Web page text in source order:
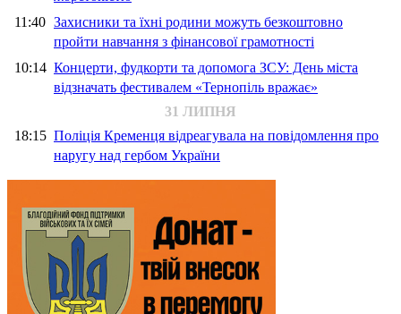
11:40 Захисники та їхні родини можуть безкоштовно
пройти навчання з фінансової грамотності
10:14 Концерти, фудкорти та допомога ЗСУ: День міста
відзначать фестивалем «Тернопіль вражає»
31 ЛИПНЯ
18:15 Поліція Кременця відреагувала на повідомлення про
наругу над гербом України